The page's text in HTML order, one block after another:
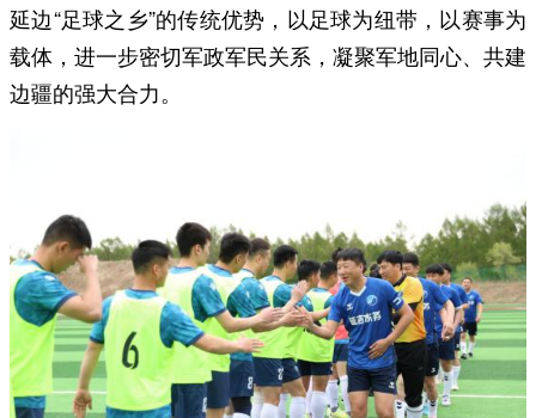
延边“足球之乡”的传统优势，以足球为纽带，以赛事为
载体，进一步密切军政军民关系，凝聚军地同心、共建
边疆的强大合力。